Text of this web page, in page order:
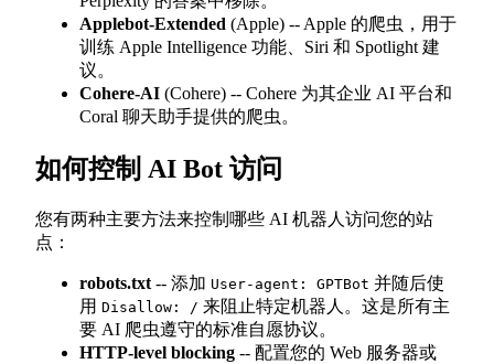
Applebot-Extended (Apple) -- Apple 的爬虫，用于
训练 Apple Intelligence 功能、Siri 和 Spotlight 建
议。
Cohere-AI (Cohere) -- Cohere 为其企业 AI 平台和
Coral 聊天助手提供的爬虫。
如何控制 AI Bot 访问
您有两种主要方法来控制哪些 AI 机器人访问您的站
点：
robots.txt -- 添加 User-agent: GPTBot 并随后使
用 Disallow: / 来阻止特定机器人。这是所有主
要 AI 爬虫遵守的标准自愿协议。
HTTP-level blocking -- 配置您的 Web 服务器或